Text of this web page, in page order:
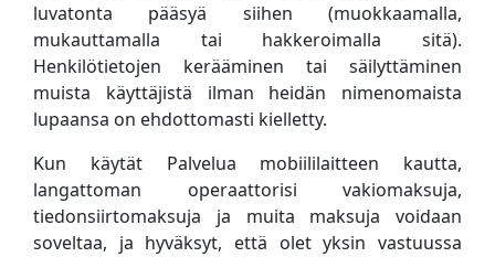
luvatonta pääsyä siihen (muokkaamalla,
mukauttamalla tai hakkeroimalla sitä).
Henkilötietojen kerääminen tai säilyttäminen
muista käyttäjistä ilman heidän nimenomaista
lupaansa on ehdottomasti kielletty.
Kun käytät Palvelua mobiililaitteen kautta,
langattoman operaattorisi vakiomaksuja,
tiedonsiirtomaksuja ja muita maksuja voidaan
soveltaa, ja hyväksyt, että olet yksin vastuussa